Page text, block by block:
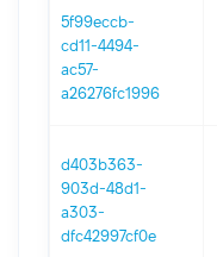
5f99eccb-
cd11-4494-
ac57-
a26276fc1996
d403b363-
903d-48d1-
a303-
dfc42997cf0e